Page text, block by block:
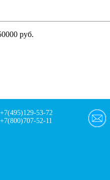
руб.
+7(495)129-53-72
+7(800)707-52-11